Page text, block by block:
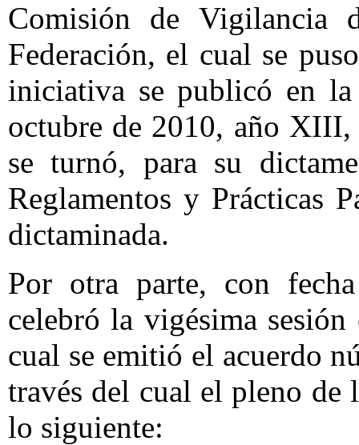
Comisión de Vigilancia
Federación, el cual se
iniciativa se publicó en la
octubre de 2010, año
se turnó, para su
Reglamentos y Prácticas
dictaminada.
Por otra parte, con
celebró la vigésima
cual se emitió el acuerdo
través del cual el pleno
lo siguiente: